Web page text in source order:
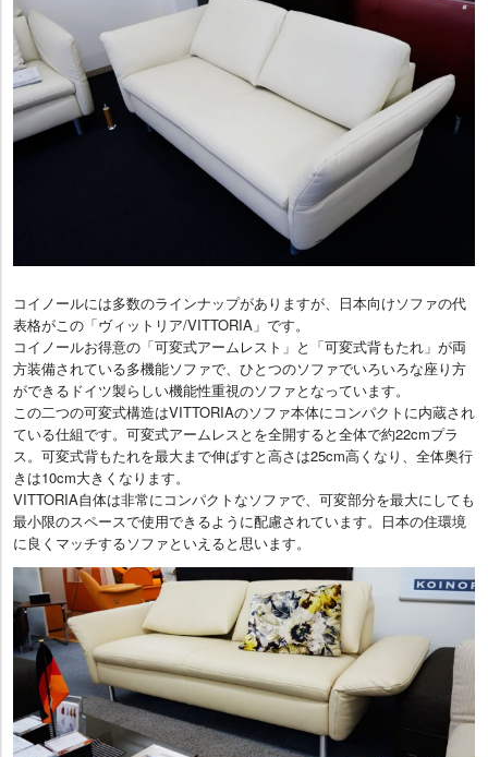
コイノールには多数のラインナップがありますが、日本向けソファの代
表格がこの「ヴィットリア/VITTORIA」です。
コイノールお得意の「可変式アームレスト」と「可変式背もたれ」が両
方装備されている多機能ソファで、ひとつのソファでいろいろな座り方
ができるドイツ製らしい機能性重視のソファとなっています。
この二つの可変式構造はVITTORIAのソファ本体にコンパクトに内蔵され
ている仕組です。可変式アームレスとを全開すると全体で約22cmプラ
ス。可変式背もたれを最大まで伸ばすと高さは25cm高くなり、全体奥行
きは10cm大きくなります。
VITTORIA自体は非常にコンパクトなソファで、可変部分を最大にしても
最小限のスペースで使用できるように配慮されています。日本の住環境
に良くマッチするソファといえると思います。